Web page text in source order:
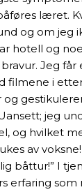
læret.
og om jeg
hotell og
Jeg
i
jeg
og hvilket
av
båttur!” I
erfaring